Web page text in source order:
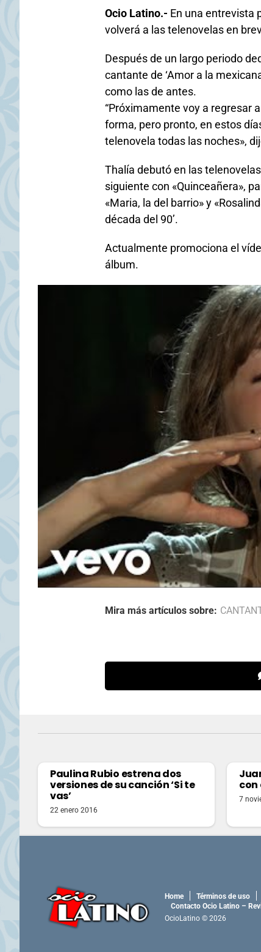
Ocio Latino.- En una entrevista
volverá a las telenovelas en
Después de un largo periodo
cantante de ‘Amor a la
como las de antes.
“Próximamente voy a regresar
forma, pero pronto, en estos
telenovela todas las noches»,
Thalía debutó en las
siguiente con «Quinceañera»,
«Maria, la del barrio» y
década del 90’.
Actualmente promociona el
álbum.
Mira más artículos sobre:
Paulina Rubio estrena dos
versiones de su canción ‘Si te
vas’
22 enero 2016
con
7
Home Términos de uso
Contacto Ocio Latino –
OcioLatino © 2026